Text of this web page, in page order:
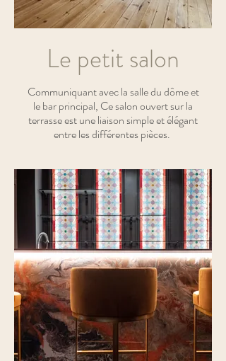
Le petit salon
Communiquant avec la salle du dôme et
le bar principal, Ce salon ouvert sur la
terrasse est une liaison simple et élégant
entre les différentes pièces.